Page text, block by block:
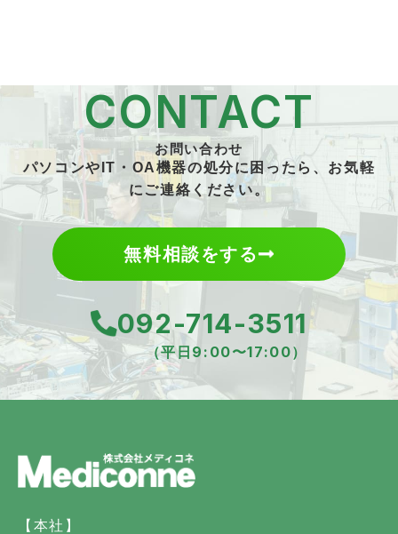
CONTACT
お問い合わせ
パソコンやIT・OA機器の処分に困ったら、お気軽
にご連絡ください。
無料相談をする
092-714-3511
（平日9:00〜17:00）
【本社】